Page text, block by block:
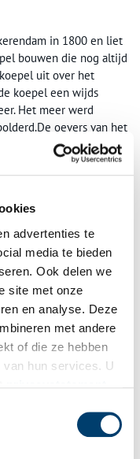
advertenties te
media te bieden
Ook delen we
site met onze
en analyse. Deze
met andere
of die ze hebben
hun services. U
in 1800 en liet
bouwen die nog altijd
uit over het
koepel een wijds
Het meer werd
oevers van het
een favoriete plek
regenten.
als zomerverblijf
Bickerseiland. Het
van andere grote
en Hooft.